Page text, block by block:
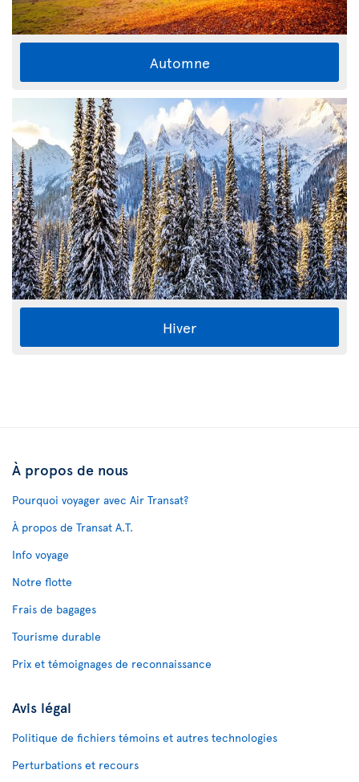
Automne
Hiver
À propos de nous
Pourquoi voyager avec Air Transat?
À propos de Transat A.T.
Info voyage
Notre flotte
Frais de bagages
Tourisme durable
Prix et témoignages de reconnaissance
Avis légal
Politique de fichiers témoins et autres technologies
Perturbations et recours